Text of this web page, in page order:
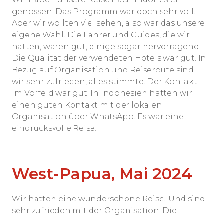
genossen. Das Programm war doch sehr voll.
Aber wir wollten viel sehen, also war das unsere
eigene Wahl. Die Fahrer und Guides, die wir
hatten, waren gut, einige sogar hervorragend!
Die Qualität der verwendeten Hotels war gut. In
Bezug auf Organisation und Reiseroute sind
wir sehr zufrieden, alles stimmte. Der Kontakt
im Vorfeld war gut. In Indonesien hatten wir
einen guten Kontakt mit der lokalen
Organisation über WhatsApp. Es war eine
eindrucksvolle Reise!
West-Papua, Mai 2024
Wir hatten eine wunderschöne Reise! Und sind
sehr zufrieden mit der Organisation. Die